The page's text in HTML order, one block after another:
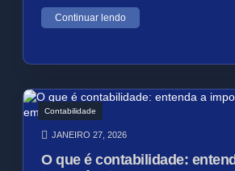
Continuar lendo
Contabilidade
JANEIRO 27, 2026
O que é contabilidade: